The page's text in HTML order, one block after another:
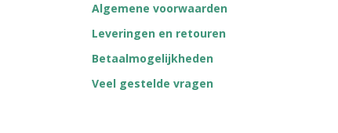
Algemene voorwaarden
Leveringen en retouren
Betaalmogelijkheden
Veel gestelde vragen